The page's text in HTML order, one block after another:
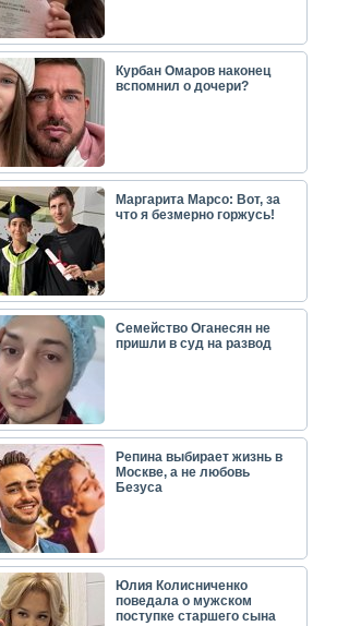
Курбан Омаров наконец
вспомнил о дочери?
Маргарита Марсо: Вот, за
что я безмерно горжусь!
Семейство Оганесян не
пришли в суд на развод
Репина выбирает жизнь в
Москве, а не любовь
Безуса
Юлия Колисниченко
поведала о мужском
поступке старшего сына